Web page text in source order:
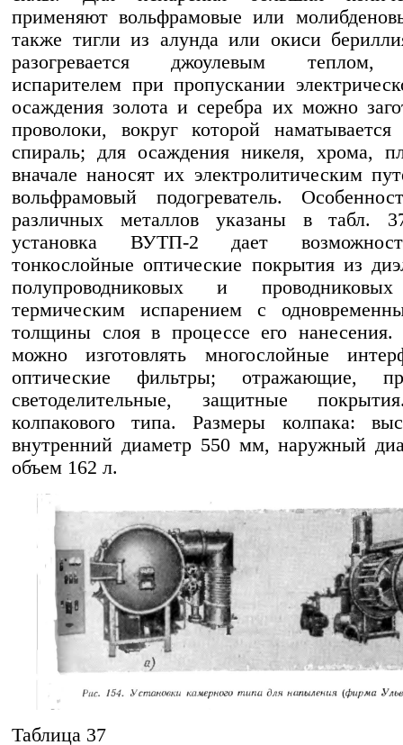
применяют вольфрамовые или
также тигли из алунда или окиси
разогревается джоулевым теплом,
испарителем при пропускании
осаждения золота и серебра их можно
проволоки, вокруг которой наматывается
спираль; для осаждения никеля, хрома,
вначале наносят их электролитическим
вольфрамовый подогреватель.
различных металлов указаны в табл.
установка ВУТП-2 дает
тонкослойные оптические покрытия из
полупроводниковых и
термическим испарением с
толщины слоя в процессе его нанесения.
можно изготовлять многослойные
оптические фильтры; отражающие,
светоделительные, защитные
колпакового типа. Размеры колпака:
внутренний диаметр 550 мм, наружный
объем 162 л.
Таблица 37